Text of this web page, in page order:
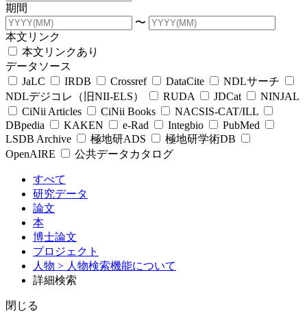
期間
〜
本文リンク
本文リンクあり
データソース
JaLC
IRDB Crossref DataCite
NDLサーチ
NDLデジコレ（旧NII-ELS）
RUDA JDCat
NINJAL
CiNii Articles
CiNii Books
NACSIS-CAT/ILL
DBpedia
KAKEN e-Rad Integbio
PubMed
LSDB Archive
極地研ADS
極地研学術DB
OpenAIRE
公共データカタログ
すべて
研究データ
論文
本
博士論文
プロジェクト
人物 > 人物検索機能について
詳細検索
閉じる